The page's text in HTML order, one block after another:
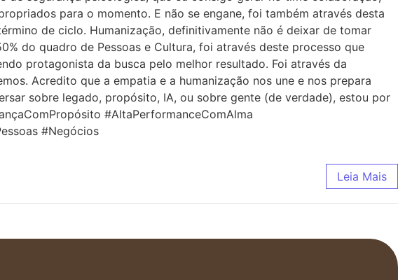
para o momento. E não se engane, foi também através desta
de ciclo. Humanização, definitivamente não é deixar de tomar
do quadro de Pessoas e Cultura, foi através deste processo que
protagonista da busca pelo melhor resultado. Foi através da
Acredito que a empatia e a humanização nos une e nos prepara
sobre legado, propósito, IA, ou sobre gente (de verdade), estou por
#AltaPerformanceComAlma
#Negócios
Leia Mais